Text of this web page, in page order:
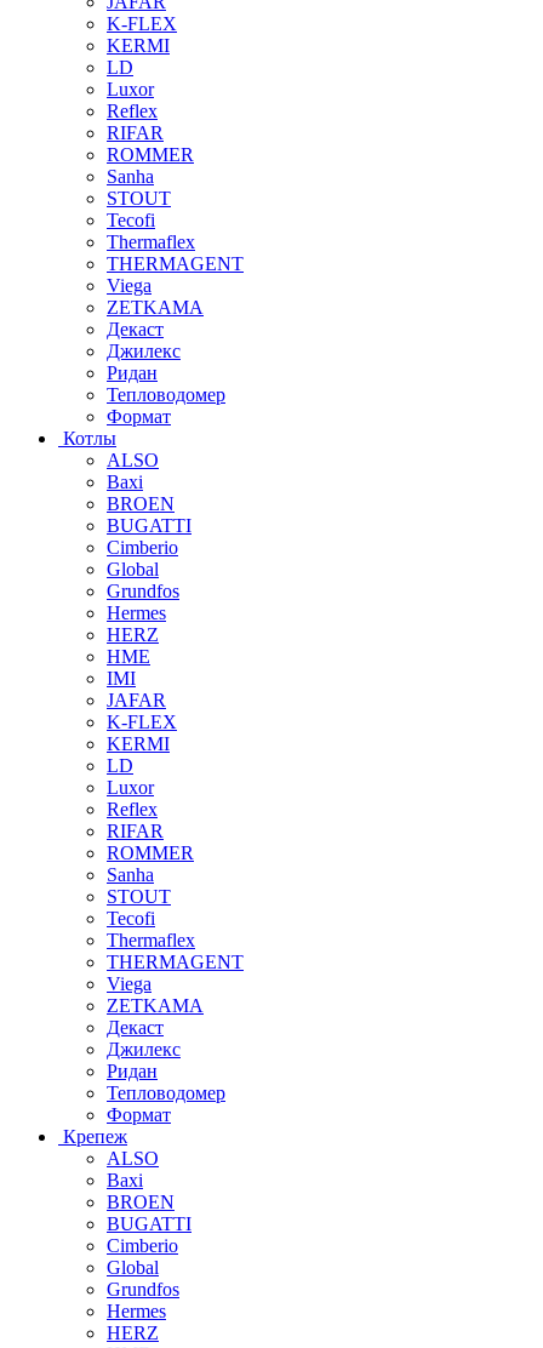
K-FLEX
KERMI
LD
Luxor
Reflex
RIFAR
ROMMER
Sanha
STOUT
Tecofi
Thermaflex
THERMAGENT
Viega
ZETKAMA
Декаст
Джилекс
Ридан
Тепловодомер
Формат
Котлы
ALSO
Baxi
BROEN
BUGATTI
Cimberio
Global
Grundfos
Hermes
HERZ
HME
IMI
JAFAR
K-FLEX
KERMI
LD
Luxor
Reflex
RIFAR
ROMMER
Sanha
STOUT
Tecofi
Thermaflex
THERMAGENT
Viega
ZETKAMA
Декаст
Джилекс
Ридан
Тепловодомер
Формат
Крепеж
ALSO
Baxi
BROEN
BUGATTI
Cimberio
Global
Grundfos
Hermes
HERZ